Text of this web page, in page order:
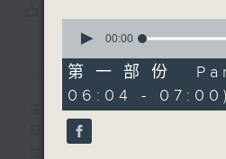
簡介 GIST
主持人：阿Lu、洪健崴
知識就是力量，更是人
seconds
50
minutes,
40
seconds
00:00
第一部份
06:04 - 07:00)